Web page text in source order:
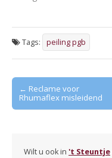
Tags: peiling pgb
Post
navigation
← Reclame voor
Rhumaflex misleidend
Wilt u ook in 't Steuntje